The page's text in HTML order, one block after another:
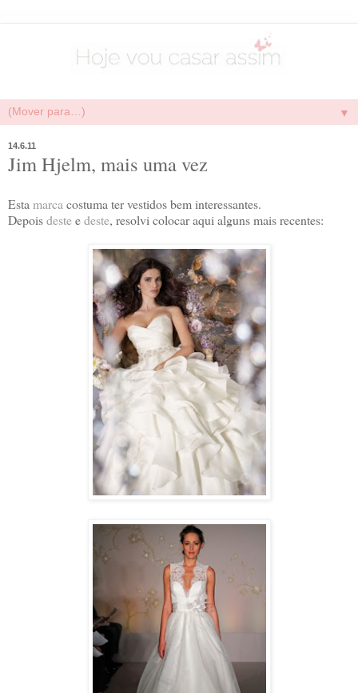
▼
14.6.11
Jim Hjelm, mais uma vez
Esta marca costuma ter vestidos bem interessantes.
Depoisdesteedeste, resolvi colocar aqui alguns mais recentes: